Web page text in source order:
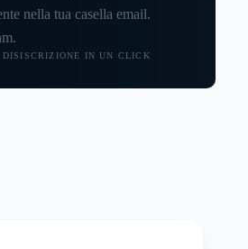
nella tua casella email.
IN UN CLICK